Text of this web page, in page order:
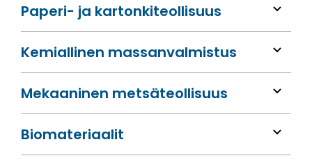
Paperi- ja kartonkiteollisuus
Kemiallinen massan­valmistus
Mekaaninen metsä­teollisuus
Bio­materiaalit